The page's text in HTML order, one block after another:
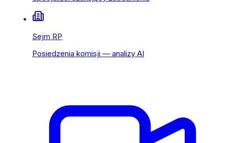
Sejm RP
Posiedzenia komisji — analizy AI